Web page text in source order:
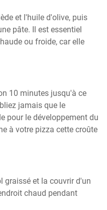
et l'huile d'olive, puis
pâte. Il est essentiel
ou froide, car elle
10 minutes jusqu'à ce
jamais que le
pour le développement du
à votre pizza cette croûte
graissé et la couvrir d'un
chaud pendant